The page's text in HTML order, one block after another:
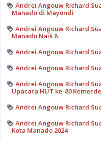
Andrei Angouw Richard
Manado di Mayondi
Andrei Angouw Richard
Manado Naik 6
Andrei Angouw Richard
Andrei Angouw Richard
Andrei Angouw Richard
Upacara HUT ke-80
Andrei Angouw Richard
Andrei Angouw Richard
Kota Manado 2024